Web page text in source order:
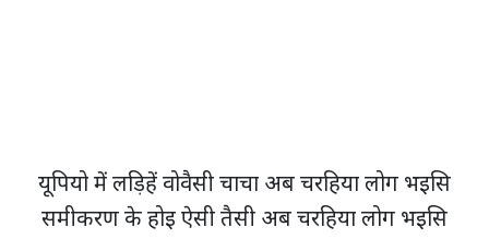
यूपियो में लड़िहें वोवैसी चाचा अब चरहिया लोग भइसि
समीकरण के होइ ऐसी तैसी अब चरहिया लोग भइसि